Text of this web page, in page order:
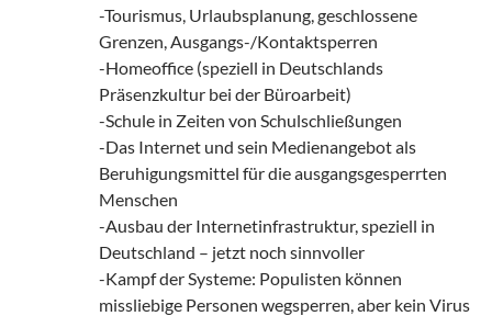
-Tourismus, Urlaubsplanung, geschlossene
Grenzen, Ausgangs-/Kontaktsperren
-Homeoffice (speziell in Deutschlands
Präsenzkultur bei der Büroarbeit)
-Schule in Zeiten von Schulschließungen
-Das Internet und sein Medienangebot als
Beruhigungsmittel für die ausgangsgesperrten
Menschen
-Ausbau der Internetinfrastruktur, speziell in
Deutschland – jetzt noch sinnvoller
-Kampf der Systeme: Populisten können
missliebige Personen wegsperren, aber kein Virus